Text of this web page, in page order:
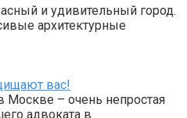
и удивительный город.
архитектурные
вас!
Москве – очень непростая
адвоката в